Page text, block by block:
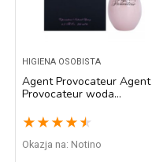
HIGIENA OSOBISTA
Agent Provocateur Agent
Provocateur woda
200 ml
★ ★ ★ ★ ★
Okazja na: Notino